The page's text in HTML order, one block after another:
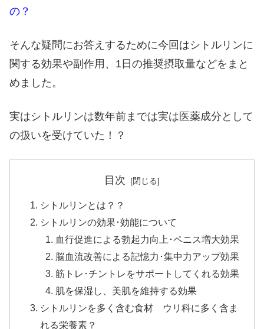
の？
そんな疑問にお答えするために今回はシトルリンに
関する効果や副作用、1日の推奨摂取量などをまと
めました。
実はシトルリンは数年前までは実は医薬成分として
の扱いを受けていた！？
目次
シトルリンとは？？
シトルリンの効果･効能について
血行促進による勃起力向上･ペニス増大効果
脳血流改善による記憶力･集中力アップ効果
筋トレ･チントレをサポートしてくれる効果
肌を保湿し、美肌を維持する効果
シトルリンを多く含む食材 ウリ科に多く含ま
れる栄養素？